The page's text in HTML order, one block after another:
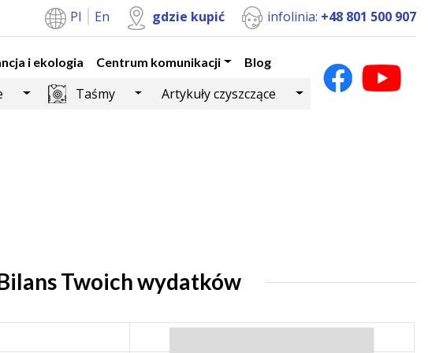
Pl En gdzie kupić infolinia: +48 801 500 907
i ekologia Centrum komunikacji Blog
Toggle Dropdown
Taśmy Toggle Dropdown
Artykuły czyszczące Toggle Dropdown
Twoich wydatków